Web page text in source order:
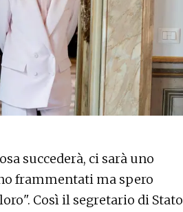
succederà, ci sarà uno
frammentati ma spero
Così il segretario di Stato